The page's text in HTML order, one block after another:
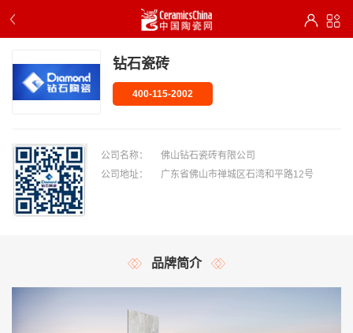
钻石瓷砖
400-115-2002
公司名称：
佛山钻石瓷砖有限公司
公司地址：
广东省佛山市禅城区石湾和平路12号
品牌简介